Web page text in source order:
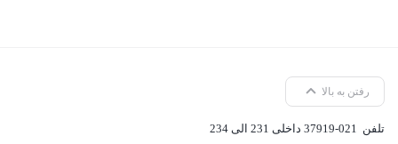
رفتن به بالا
تلفن 37919-021 داخلی 231 الی 234